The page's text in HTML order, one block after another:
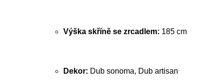
Výška skříně se zrcadlem: 185 cm
Dekor: Dub sonoma, Dub artisan